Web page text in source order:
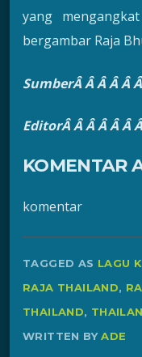
yang
bergambar Raja
SumberÂ Â Â Â Â
EditorÂ Â Â Â Â Â
KOMENTAR
komentar
TAGGED AS LAGU
RAJA THAILAND,
THAILAND,
WRITTEN BYADE